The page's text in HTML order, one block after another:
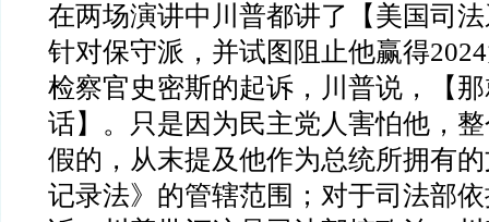
在两场演讲中川普都讲了【美国司
针对保守派，并试图阻止他赢得2024
检察官史密斯的起诉，川普说，【
话】。只是因为民主党人害怕他，
假的，从末提及他作为总统所拥有
记录法》的管辖范围；对于司法部